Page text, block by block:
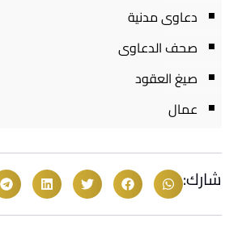
دعاوى مدنية
صحف الدعاوى
صيغ العقود
عمال
شارك: